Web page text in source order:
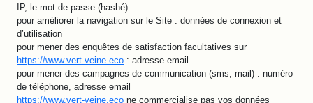
IP, le mot de passe (hashé)
pour améliorer la navigation sur le Site : données de connexion et
d’utilisation
pour mener des enquêtes de satisfaction facultatives sur
https://www.vert-veine.eco : adresse email
pour mener des campagnes de communication (sms, mail) : numéro
de téléphone, adresse email
https://www.vert-veine.eco ne commercialise pas vos données